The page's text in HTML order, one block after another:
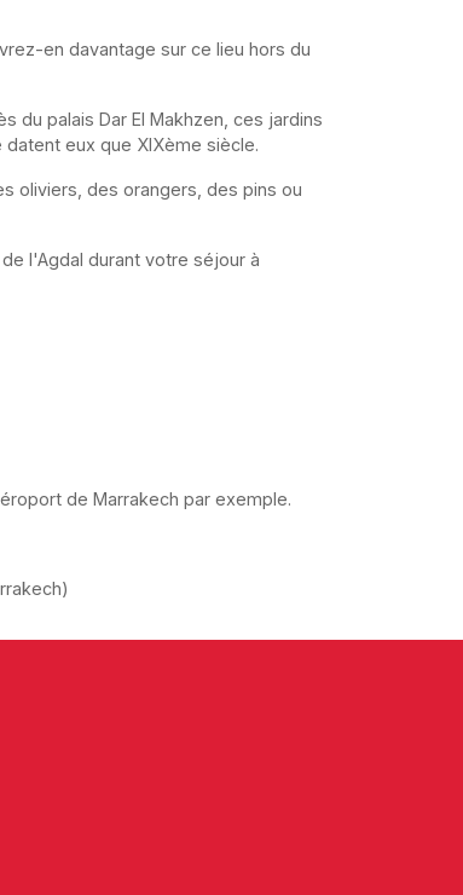
en davantage sur ce lieu hors du
du palais Dar El Makhzen, ces jardins
eux que XIXème siècle.
oliviers, des orangers, des pins ou
l'Agdal durant votre séjour à
de Marrakech par exemple.